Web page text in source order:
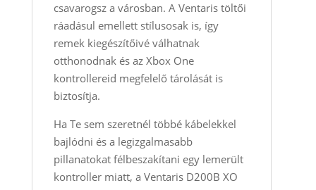
csavarogsz a városban. A Ventaris töltői
ráadásul emellett stílusosak is, így
remek kiegészítőivé válhatnak
otthonodnak és az Xbox One
kontrollereid megfelelő tárolását is
biztosítja.
Ha Te sem szeretnél többé kábelekkel
bajlódni és a legizgalmasabb
pillanatokat félbeszakítani egy lemerült
kontroller miatt, a Ventaris D200B XO